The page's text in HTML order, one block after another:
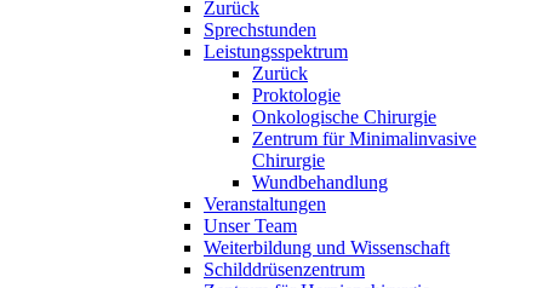
Zurück
Sprechstunden
Leistungsspektrum
Zurück
Proktologie
Onkologische Chirurgie
Zentrum für Minimalinvasive
Chirurgie
Wundbehandlung
Veranstaltungen
Unser Team
Weiterbildung und Wissenschaft
Schilddrüsenzentrum